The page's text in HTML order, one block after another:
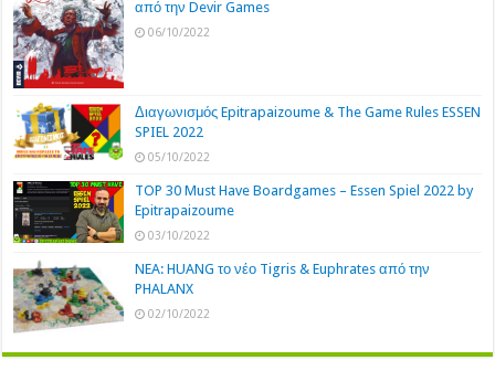
από την Devir Games
06/10/2022
Διαγωνισμός Epitrapaizoume & The Game Rules ESSEN
SPIEL 2022
05/10/2022
TOP 30 Must Have Boardgames – Essen Spiel 2022 by
Epitrapaizoume
03/10/2022
NEA: HUANG το νέο Tigris & Euphrates από την
PHALANX
02/10/2022